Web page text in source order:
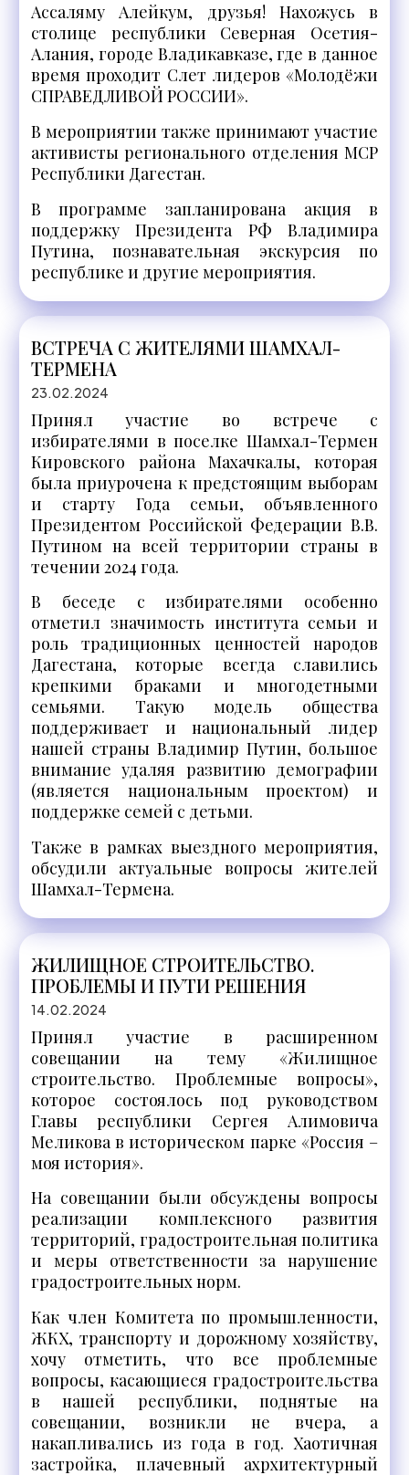
Ассаляму Алейкум, друзья! Нахожусь в
столице республики Северная Осетия-
Алания, городе Владикавказе, где в данное
время проходит Слет лидеров «Молодёжи
СПРАВЕДЛИВОЙ РОССИИ».
В мероприятии также принимают участие
активисты регионального отделения МСР
Республики Дагестан.
В программе запланирована акция в
поддержку Президента РФ Владимира
Путина, познавательная экскурсия по
республике и другие мероприятия.
ВСТРЕЧА С ЖИТЕЛЯМИ ШАМХАЛ-
ТЕРМЕНА
23.02.2024
Принял участие во встрече с
избирателями в поселке Шамхал-Термен
Кировского района Махачкалы, которая
была приурочена к предстоящим выборам
и старту Года семьи, объявленного
Президентом Российской Федерации В.В.
Путином на всей территории страны в
течении 2024 года.
В беседе с избирателями особенно
отметил значимость института семьи и
роль традиционных ценностей народов
Дагестана, которые всегда славились
крепкими браками и многодетными
семьями. Такую модель общества
поддерживает и национальный лидер
нашей страны Владимир Путин, большое
внимание удаляя развитию демографии
(является национальным проектом) и
поддержке семей с детьми.
Также в рамках выездного мероприятия,
обсудили актуальные вопросы жителей
Шамхал-Термена.
ЖИЛИЩНОЕ СТРОИТЕЛЬСТВО.
ПРОБЛЕМЫ И ПУТИ РЕШЕНИЯ
14.02.2024
Принял участие в расширенном
совещании на тему «Жилищное
строительство. Проблемные вопросы»,
которое состоялось под руководством
Главы республики Сергея Алимовича
Меликова в историческом парке «Россия –
моя история».
На совещании были обсуждены вопросы
реализации комплексного развития
территорий, градостроительная политика
и меры ответственности за нарушение
градостроительных норм.
Как член Комитета по промышленности,
ЖКХ, транспорту и дорожному хозяйству,
хочу отметить, что все проблемные
вопросы, касающиеся градостроительства
в нашей республики, поднятые на
совещании, возникли не вчера, а
накапливались из года в год. Хаотичная
застройка, плачевный ахрхитектурный